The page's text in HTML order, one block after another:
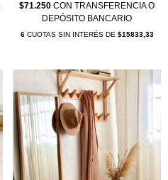
$71.250 CON TRANSFERENCIA O
DEPÓSITO BANCARIO
6CUOTAS SIN INTERÉS DE $15833,33